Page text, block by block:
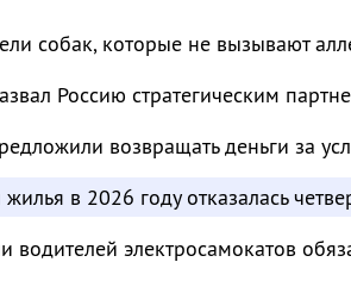
собак, которые не вызывают
Россию стратегическим
возвращать деньги за
в 2026 году отказалась
водителей электросамокатов